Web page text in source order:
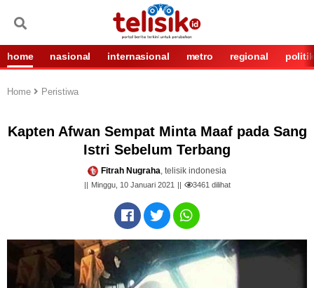
home nasional internasional metro regional politik
Home Peristiwa
Kapten Afwan Sempat Minta Maaf pada Sang
Istri Sebelum Terbang
Fitrah Nugraha, telisik indonesia
Minggu, 10 Januari 2021 3461 dilihat